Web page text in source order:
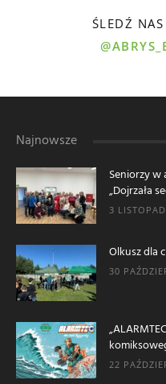
ŚLEDŹ
Najnowsze
Seniorzy w
„Dojrzała
3
Olkusz dla
30
22